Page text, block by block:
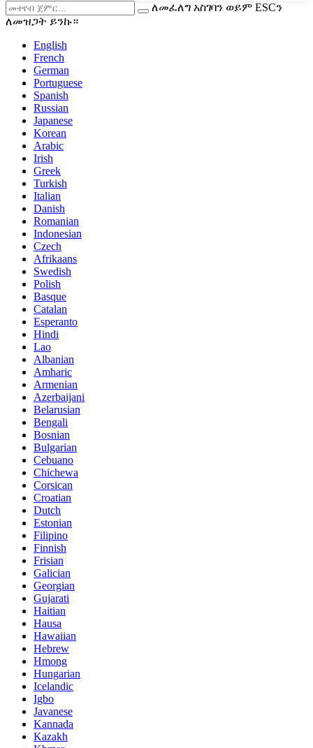
ለመፈለግ አስገባን ወይም ESCን
ለመዝጋት ይንኩ።
English
French
German
Portuguese
Spanish
Russian
Japanese
Korean
Arabic
Irish
Greek
Turkish
Italian
Danish
Romanian
Indonesian
Czech
Afrikaans
Swedish
Polish
Basque
Catalan
Esperanto
Hindi
Lao
Albanian
Amharic
Armenian
Azerbaijani
Belarusian
Bengali
Bosnian
Bulgarian
Cebuano
Chichewa
Corsican
Croatian
Dutch
Estonian
Filipino
Finnish
Frisian
Galician
Georgian
Gujarati
Haitian
Hausa
Hawaiian
Hebrew
Hmong
Hungarian
Icelandic
Igbo
Javanese
Kannada
Kazakh